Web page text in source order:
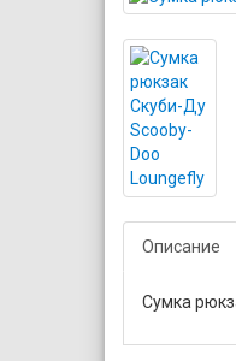
Описание
Сумка